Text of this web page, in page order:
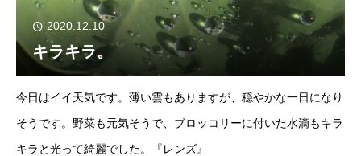
2020.12.10
キラキラ。
今日はイイ天気です。薄い雲もありますが、穏やかな一日になり
そうです。野菜も元気そうで、ブロッコリーに付いた水滴もキラ
キラと光って綺麗でした。『レンズ』